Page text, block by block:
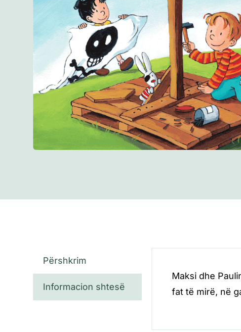
Përshkrim
Informacion shtesë
Maksi dhe
fat të mirë, në